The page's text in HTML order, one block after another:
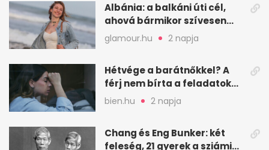
Albánia: a balkáni úti cél,
ahová bármikor szívesen
visszamennék
glamour.hu 2 napja
Hétvége a barátnőkkel? A
férj nem bírta a feladatokat,
a feleség levegőt kér
bien.hu 2 napja
Chang és Eng Bunker: két
feleség, 21 gyerek a sziámi